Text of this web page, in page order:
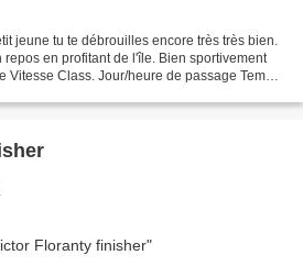
jeune tu te débrouilles encore très très bien.
en profitant de l'île. Bien sportivement
Vitesse Class. Jour/heure de passage Temps